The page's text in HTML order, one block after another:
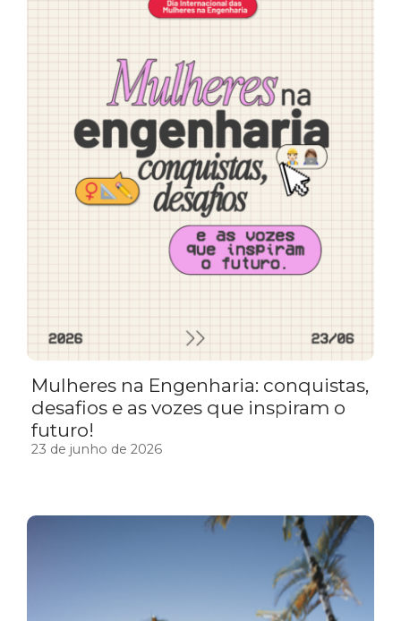
Mulheres na Engenharia: conquistas,
desafios e as vozes que inspiram o
futuro!
23 de junho de 2026